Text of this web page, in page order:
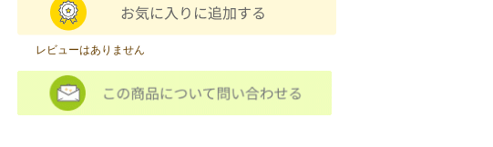
レビューはありません